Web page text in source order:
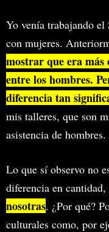
Yo venía trabajando
con mujeres.
mostrar que era más
entre los hombres.
diferencia tan
mis talleres, que son
asistencia de hombres.
Lo que sí observo no
diferencia en cantidad,
nosotras. ¿Por qué?
culturales como, por